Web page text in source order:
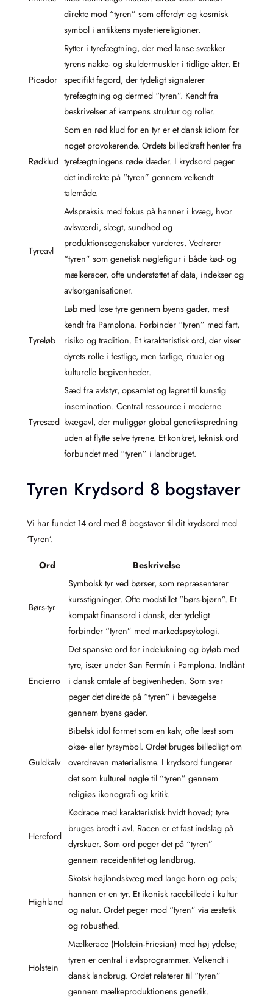
direkte mod “tyren” som offerdyr og kosmisk
symbol i antikkens mysteriereligioner.
Picador
Rytter i tyrefægtning, der med lanse svækker
tyrens nakke- og skuldermuskler i tidlige akter. Et
specifikt fagord, der tydeligt signalerer
tyrefægtning og dermed “tyren”. Kendt fra
beskrivelser af kampens struktur og roller.
Rødklud
Som en rød klud for en tyr er et dansk idiom for
noget provokerende. Ordets billedkraft henter fra
tyrefægtningens røde klæder. I krydsord peger
det indirekte på “tyren” gennem velkendt
talemåde.
Tyreavl
Avlspraksis med fokus på hanner i kvæg, hvor
avlsværdi, slægt, sundhed og
produktionsegenskaber vurderes. Vedrører
“tyren” som genetisk nøglefigur i både kød- og
mælkeracer, ofte understøttet af data, indekser og
avlsorganisationer.
Tyreløb
Løb med løse tyre gennem byens gader, mest
kendt fra Pamplona. Forbinder “tyren” med fart,
risiko og tradition. Et karakteristisk ord, der viser
dyrets rolle i festlige, men farlige, ritualer og
kulturelle begivenheder.
Tyresæd
Sæd fra avlstyr, opsamlet og lagret til kunstig
insemination. Central ressource i moderne
kvægavl, der muliggør global genetikspredning
uden at flytte selve tyrene. Et konkret, teknisk ord
forbundet med “tyren” i landbruget.
Tyren Krydsord 8 bogstaver
Vi har fundet 14 ord med 8 bogstaver til dit krydsord med
‘Tyren’.
Ord Beskrivelse
Børs-tyr
Symbolsk tyr ved børser, som repræsenterer
kursstigninger. Ofte modstillet “børs-bjørn”. Et
kompakt finansord i dansk, der tydeligt
forbinder “tyren” med markedspsykologi.
Encierro
Det spanske ord for indelukning og byløb med
tyre, især under San Fermín i Pamplona. Indlånt
i dansk omtale af begivenheden. Som svar
peger det direkte på “tyren” i bevægelse
gennem byens gader.
Guldkalv
Bibelsk idol formet som en kalv, ofte læst som
okse- eller tyrsymbol. Ordet bruges billedligt om
overdreven materialisme. I krydsord fungerer
det som kulturel nøgle til “tyren” gennem
religiøs ikonografi og kritik.
Hereford
Kødrace med karakteristisk hvidt hoved; tyre
bruges bredt i avl. Racen er et fast indslag på
dyrskuer. Som ord peger det på “tyren”
gennem raceidentitet og landbrug.
Highland
Skotsk højlandskvæg med lange horn og pels;
hannen er en tyr. Et ikonisk racebillede i kultur
og natur. Ordet peger mod “tyren” via æstetik
og robusthed.
Holstein
Mælkerace (Holstein-Friesian) med høj ydelse;
tyren er central i avlsprogrammer. Velkendt i
dansk landbrug. Ordet relaterer til “tyren”
gennem mælkeproduktionens genetik.